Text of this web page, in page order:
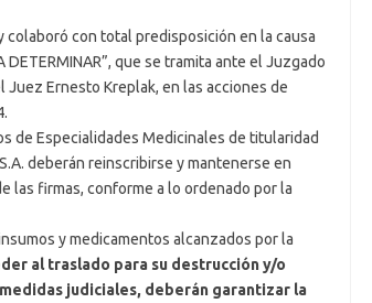
con total predisposición en la causa
DETERMINAR”, que se tramita ante el Juzgado
Juez Ernesto Kreplak, en las acciones de
de Especialidades Medicinales de titularidad
S.A. deberán reinscribirse y mantenerse en
las firmas, conforme a lo ordenado por la
y medicamentos alcanzados por la
al traslado para su destrucción y/o
judiciales, deberán garantizar la